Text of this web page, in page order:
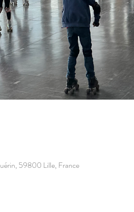
59800 Lille, France